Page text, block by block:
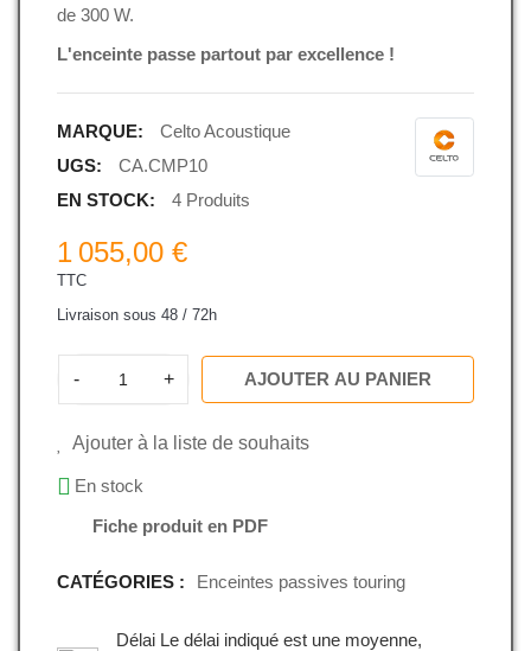
de 300 W.
L'enceinte passe partout par excellence !
MARQUE:
Celto Acoustique
UGS:
CA.CMP10
EN STOCK:
4 Produits
1 055,00 €
TTC
Livraison sous 48 / 72h
- + AJOUTER AU PANIER
Ajouter à la liste de souhaits
En stock
Fiche produit en PDF
CATÉGORIES : Enceintes passives touring
Délai Le délai indiqué est une moyenne,